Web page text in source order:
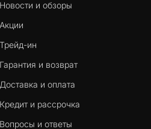
Новости и обзоры
Акции
Трейд-ин
Гарантия и возврат
Доставка и оплата
Кредит и рассрочка
Вопросы и ответы